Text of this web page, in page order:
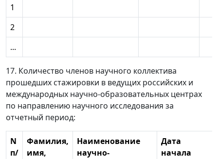
1
2
...
17. Количество членов научного коллектива
прошедших стажировки в ведущих российских и
международных научно-образовательных центрах
по направлению научного исследования за
отчетный период:
N
п/
Фамилия,
имя,
Наименование
научно-
Дата
начала